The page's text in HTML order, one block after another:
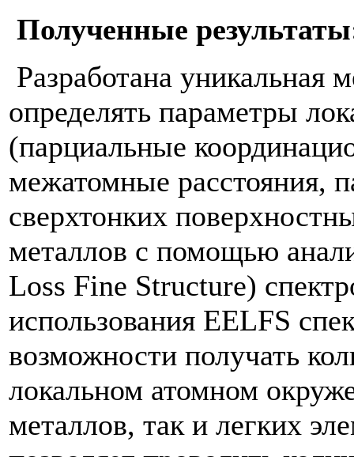
Полученные
Разработана уникальная
определять параметры
(парциальные
межатомные расстояния,
сверхтонких
металлов с помощью
Loss Fine Structure)
использования EELFS
возможности получать
локальном атомном
металлов, так и легких